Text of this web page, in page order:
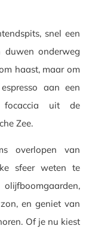
snel een
duwen onderweg
haast, maar om
aan een
focaccia uit de
Zee.
overlopen van
sfeer weten te
en geniet van
Of je nu kiest